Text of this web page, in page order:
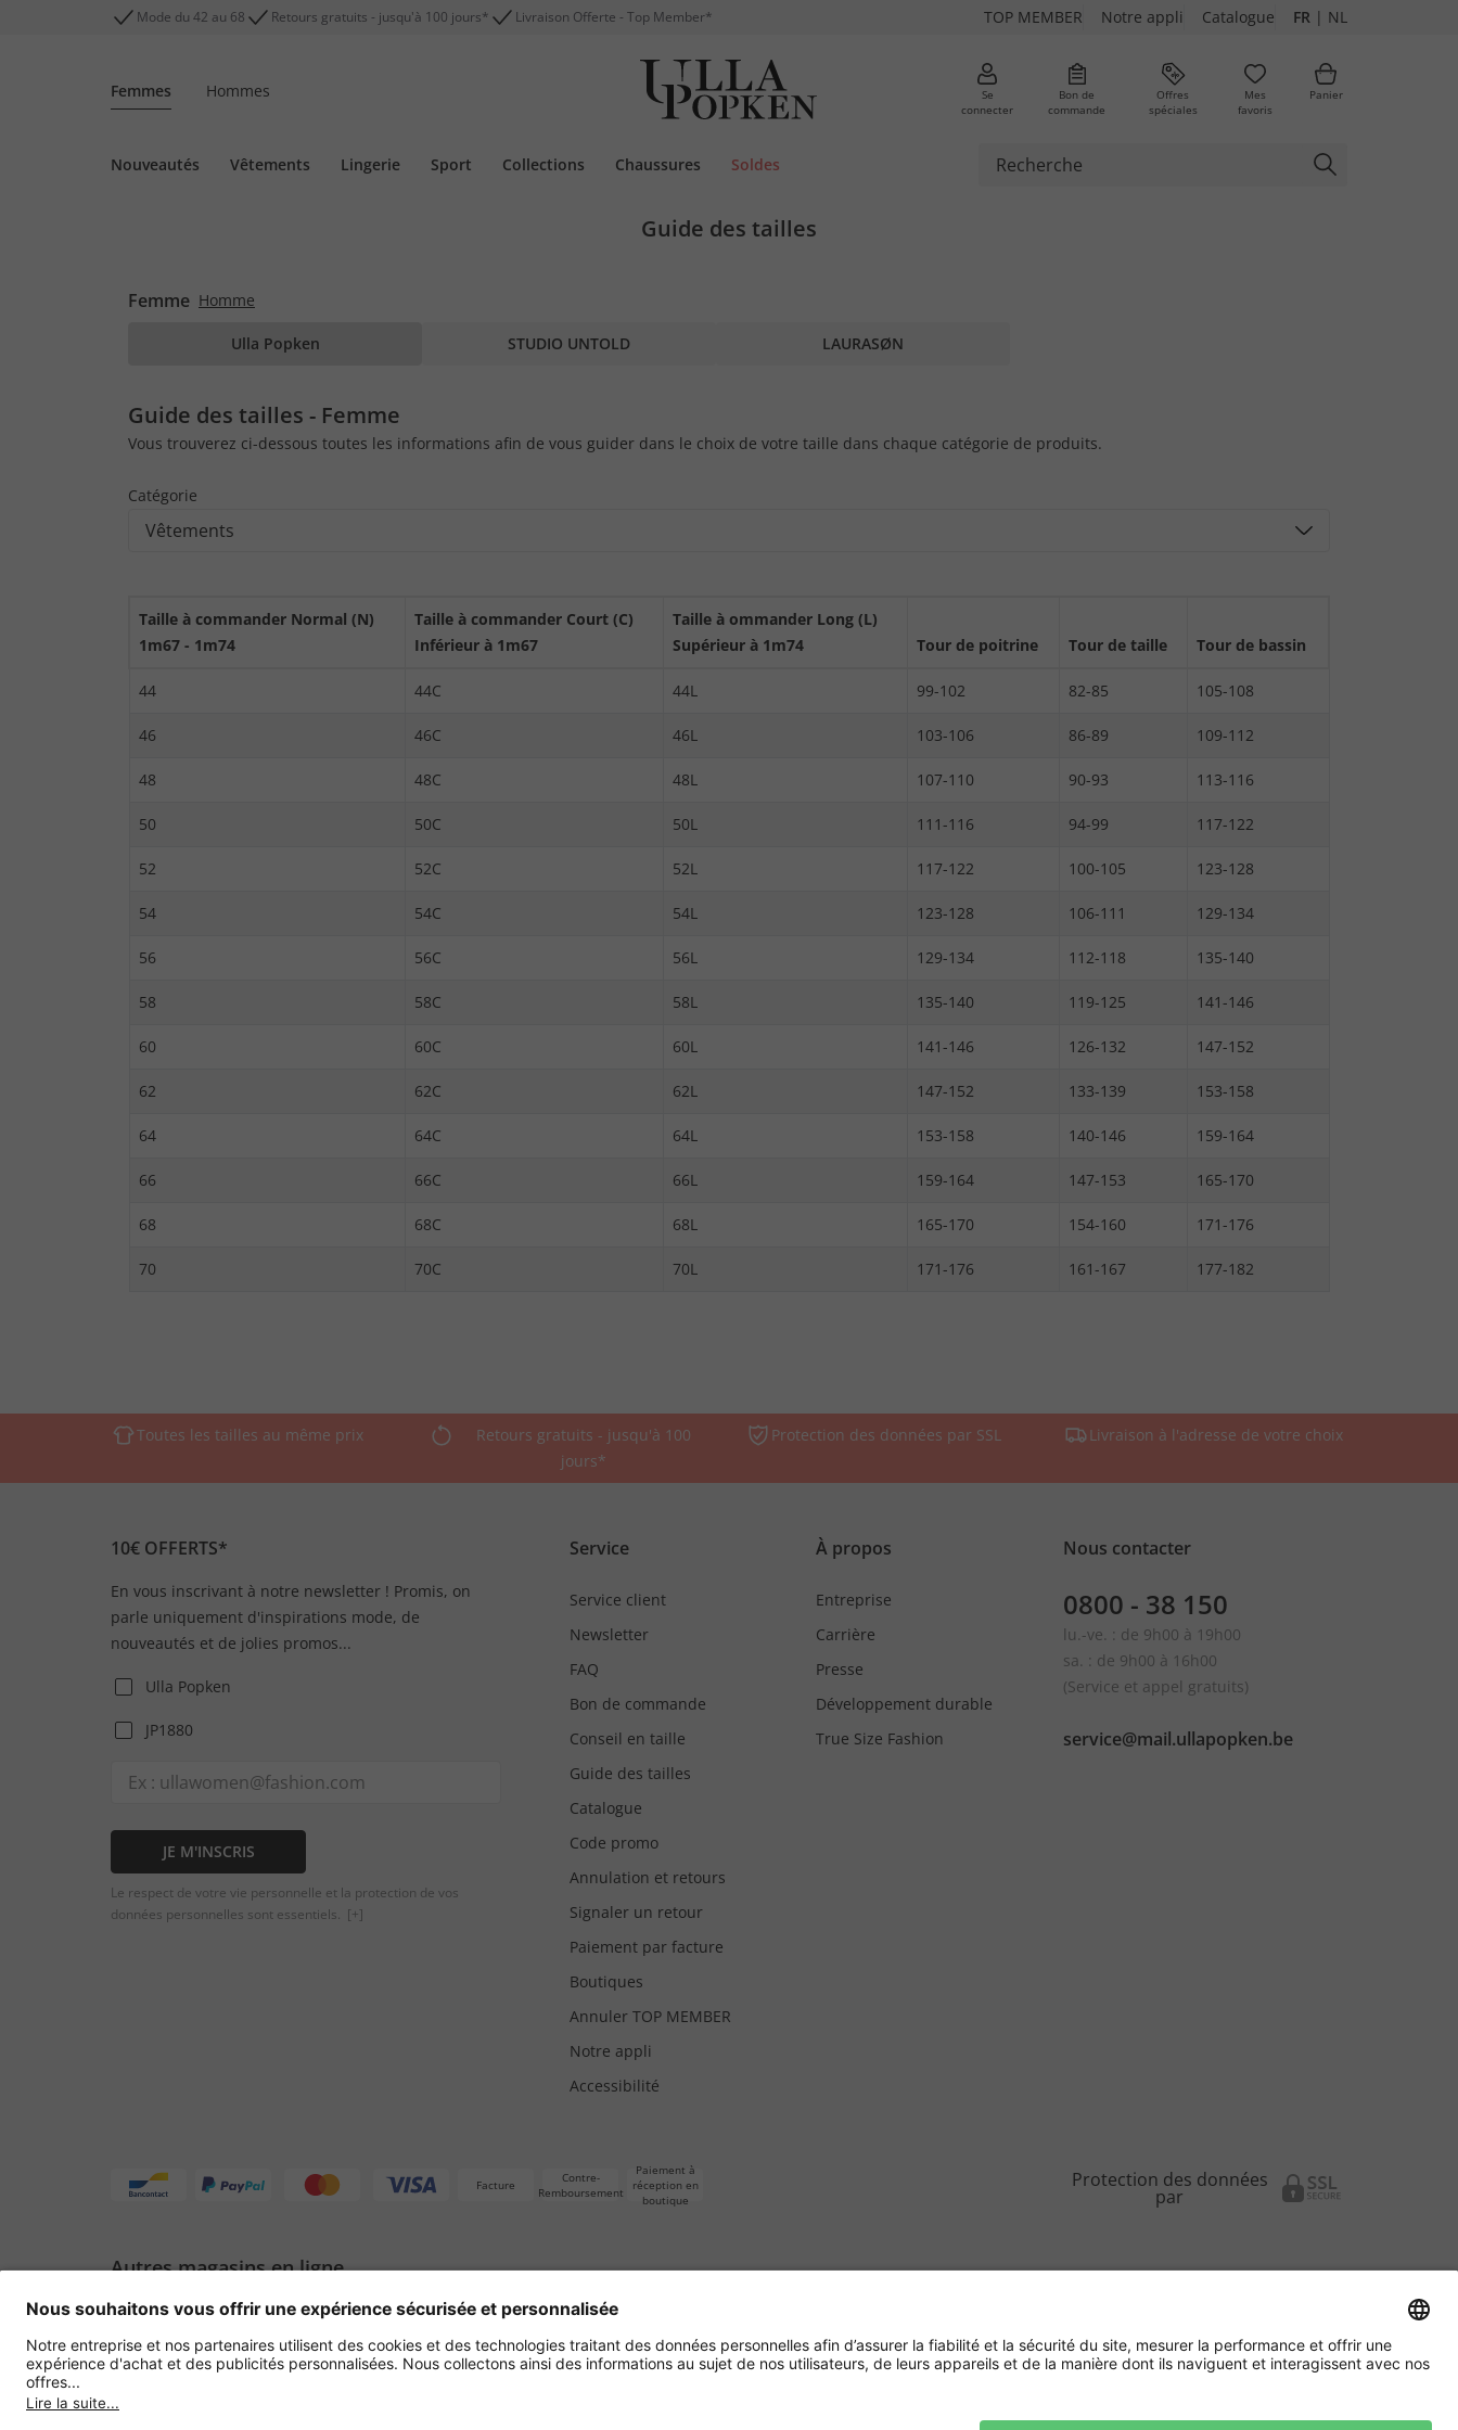
Mode du 42 au 68 Retours gratuits - jusqu'à 100 jours* Livraison Offerte - Top Member* TOP MEMBER Notre appli Catalogue FR | NL
Femmes Hommes
Se
connecter
Bon de
commande
Offres
spéciales
Mes
favoris
Panier
Nouveautés Vêtements Lingerie Sport Collections Chaussures Soldes
Guide des tailles
Femme Homme
Ulla Popken STUDIO UNTOLD LAURASØN
Guide des tailles - Femme
Vous trouverez ci-dessous toutes les informations afin de vous guider dans le choix de votre taille dans chaque catégorie de produits.
Catégorie
Taille à commander Normal (N)
1m67 - 1m74
Taille à commander Court (C)
Inférieur à 1m67
Taille à ommander Long (L)
Supérieur à 1m74
Tour de poitrine Tour de taille Tour de bassin
44 44C 44L 99-102 82-85 105-108
46 46C 46L 103-106 86-89 109-112
48 48C 48L 107-110 90-93 113-116
50 50C 50L 111-116 94-99 117-122
52 52C 52L 117-122 100-105 123-128
54 54C 54L 123-128 106-111 129-134
56 56C 56L 129-134 112-118 135-140
58 58C 58L 135-140 119-125 141-146
60 60C 60L 141-146 126-132 147-152
62 62C 62L 147-152 133-139 153-158
64 64C 64L 153-158 140-146 159-164
66 66C 66L 159-164 147-153 165-170
68 68C 68L 165-170 154-160 171-176
70 70C 70L 171-176 161-167 177-182
Toutes les tailles au même prix
Retours gratuits - jusqu'à 100
jours*
Protection des données par SSL Livraison à l'adresse de votre choix
10€ OFFERTS*
En vous inscrivant à notre newsletter ! Promis, on
parle uniquement d'inspirations mode, de
nouveautés et de jolies promos...
Ulla Popken
JP1880
JE M'INSCRIS
Le respect de votre vie personnelle et la protection de vos
données personnelles sont essentiels. [+]
Service
Service client
Newsletter
FAQ
Bon de commande
Conseil en taille
Guide des tailles
Catalogue
Code promo
Annulation et retours
Signaler un retour
Paiement par facture
Boutiques
Annuler TOP MEMBER
Notre appli
Accessibilité
À propos
Entreprise
Carrière
Presse
Développement durable
True Size Fashion
Nous contacter
0800 - 38 150
lu.-ve. : de 9h00 à 19h00
sa. : de 9h00 à 16h00
(Service et appel gratuits)
service@mail.ullapopken.be
Facture
Contre-
Remboursement
Paiement à
réception en
boutique
Protection des données
par
Autres magasins en ligne
Belgique
Gestion des Cookies Langue: FR|NL